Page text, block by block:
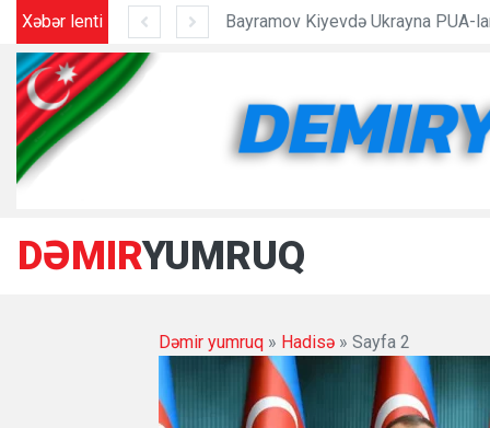
Xəbər lenti
PUA-larına baxdı - Foto
DƏMIRYUMRUQ
Dəmir yumruq » Hadisə » Sayfa 2